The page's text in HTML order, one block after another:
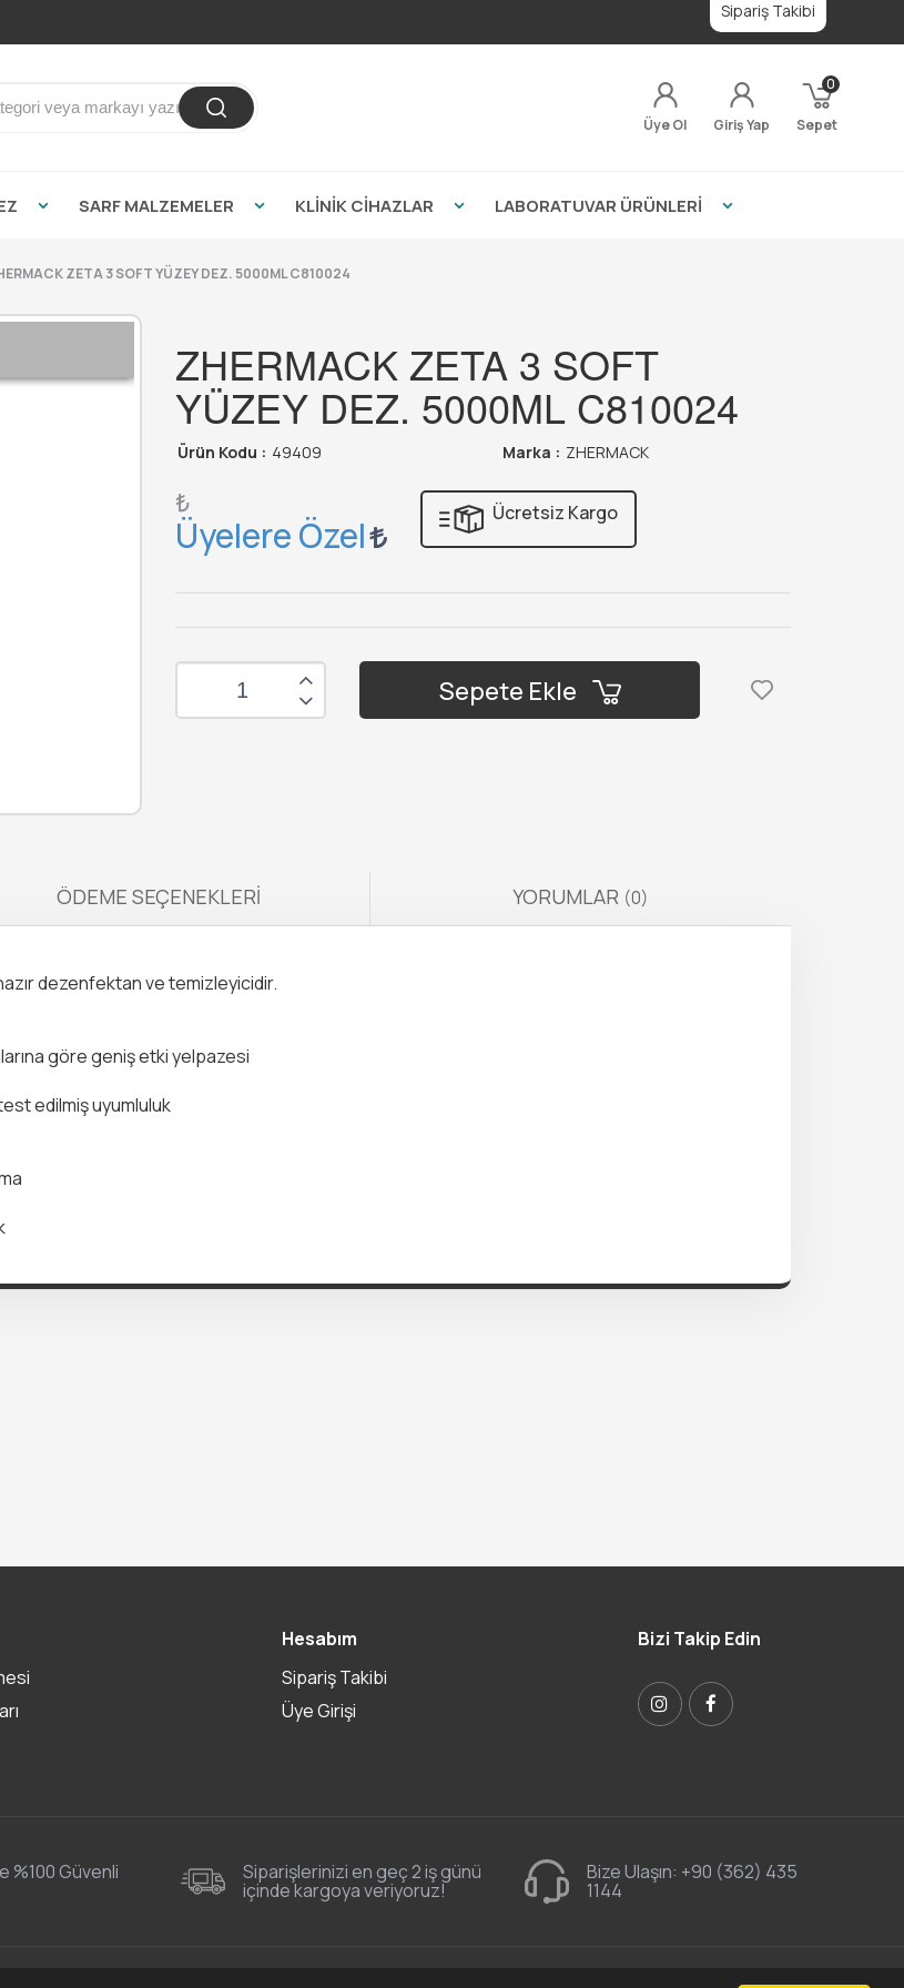
Sipariş Takibi
Üye Ol Giriş Yap Sepet
0
SARF MALZEMELER KLİNİK CİHAZLAR LABORATUVAR ÜRÜNLERİ
ZETA 3 SOFT YÜZEY DEZ. 5000ML C810024
ZHERMACK ZETA 3 SOFT
YÜZEY DEZ. 5000ML C810024
Ürün Kodu : 49409 Marka : ZHERMACK
₺
Üyelere Özel
Ücretsiz Kargo
Sepete Ekle
ÖDEME SEÇENEKLERI YORUMLAR (0)
dezenfektan ve temizleyicidir.
göre geniş etki yelpazesi
edilmiş uyumluluk
Hesabım
Sipariş Takibi
Üye Girişi
Bizi Takip Edin
%100 Güvenli Siparişlerinizi en geç 2 iş günü
içinde kargoya veriyoruz!
Bize Ulaşın: +90 (362) 435
1144